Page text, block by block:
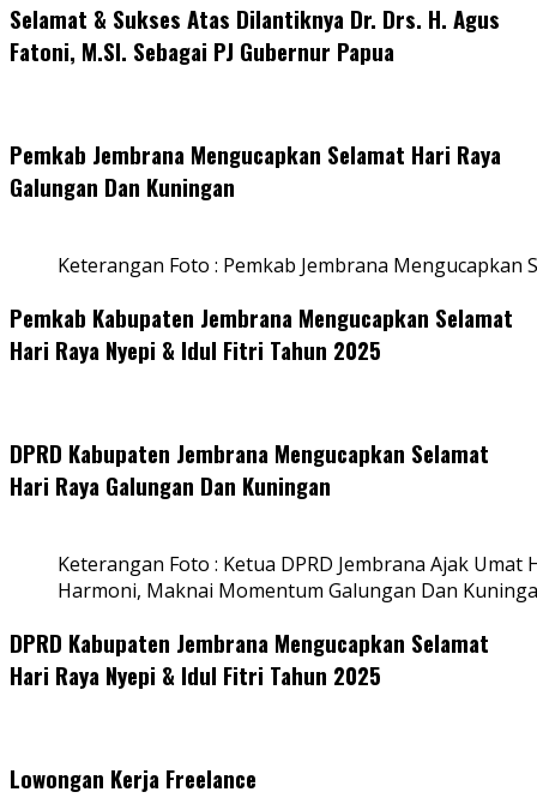
Selamat & Sukses Atas Dilantiknya Dr. Drs. H. Agus
Fatoni, M.SI. Sebagai PJ Gubernur Papua
Pemkab Jembrana Mengucapkan Selamat Hari Raya
Galungan Dan Kuningan
Keterangan Foto : Pemkab Jembrana Mengucapkan
Pemkab Kabupaten Jembrana Mengucapkan Selamat
Hari Raya Nyepi & Idul Fitri Tahun 2025
DPRD Kabupaten Jembrana Mengucapkan Selamat
Hari Raya Galungan Dan Kuningan
Keterangan Foto : Ketua DPRD Jembrana Ajak
Harmoni, Maknai Momentum Galungan Dan
DPRD Kabupaten Jembrana Mengucapkan Selamat
Hari Raya Nyepi & Idul Fitri Tahun 2025
Lowongan Kerja Freelance